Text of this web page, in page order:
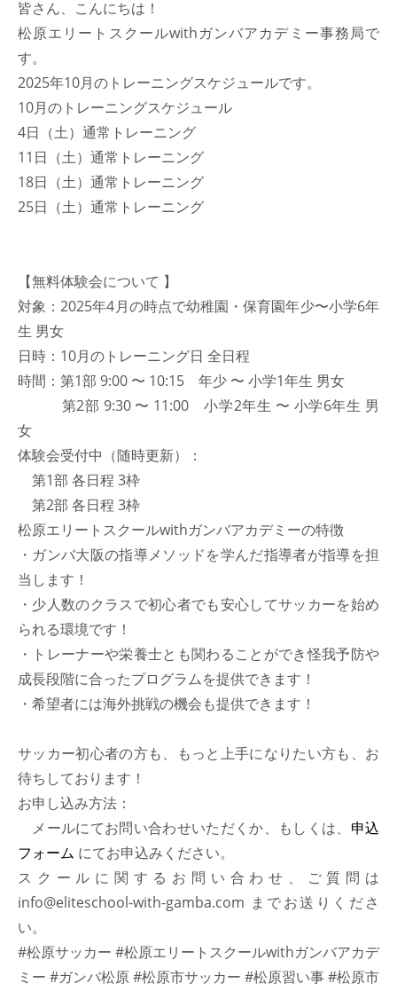
2023年5月
2023年4月
2023年2月
2023年1月
2022年12月
2022年11月
2022年10月
2022年7月
2022年6月
2022年5月
2022年4月
2022年3月
2021年10月
2021年9月
2021年8月
2021年7月
2021年5月
2021年4月
2021年2月
2020年12月
2020年11月
2020年10月
2020年9月
2020年6月
CATEGORIES
News
皆さん、こんにちは！
松原エリートスクールwithガンバアカデミー事務局で
す。
2025年10月のトレーニングスケジュールです。
10月のトレーニングスケジュール
4日（土）通常トレーニング
11日（土）通常トレーニング
18日（土）通常トレーニング
25日（土）通常トレーニング
【無料体験会について 】
対象：2025年4月の時点で幼稚園・保育園年少〜小学6年
生 男女
日時：10月のトレーニング日 全日程
時間：第1部 9:00 〜 10:15 年少 〜 小学1年生 男女
第2部 9:30 〜 11:00 小学2年生 〜 小学6年生 男
女
体験会受付中（随時更新）：
第1部 各日程 3枠
第2部 各日程 3枠
松原エリートスクールwithガンバアカデミーの特徴
・ガンバ大阪の指導メソッドを学んだ指導者が指導を担
当します！
・少人数のクラスで初心者でも安心してサッカーを始め
られる環境です！
・トレーナーや栄養士とも関わることができ怪我予防や
成長段階に合ったプログラムを提供できます！
・希望者には海外挑戦の機会も提供できます！
サッカー初心者の方も、もっと上手になりたい方も、お
待ちしております！
お申し込み方法：
メールにてお問い合わせいただくか、もしくは、 申込
フォーム にてお申込みください。
スクールに関するお問い合わせ、ご質問は
info@eliteschool-with-gamba.com までお送りくださ
い。
#松原サッカー #松原エリートスクールwithガンバアカデ
ミー #ガンバ松原 #松原市サッカー #松原習い事 #松原市